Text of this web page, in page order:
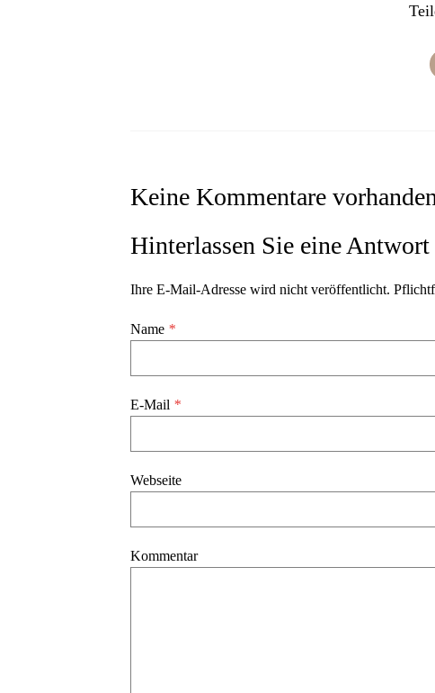
Keine Kommentare vorhanden
Hinterlassen Sie eine Antwort
Ihre E-Mail-Adresse wird nicht veröffentlicht.
Name *
E-Mail *
Webseite
Kommentar